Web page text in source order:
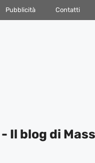
Pubblicità Contatti
Il blog di